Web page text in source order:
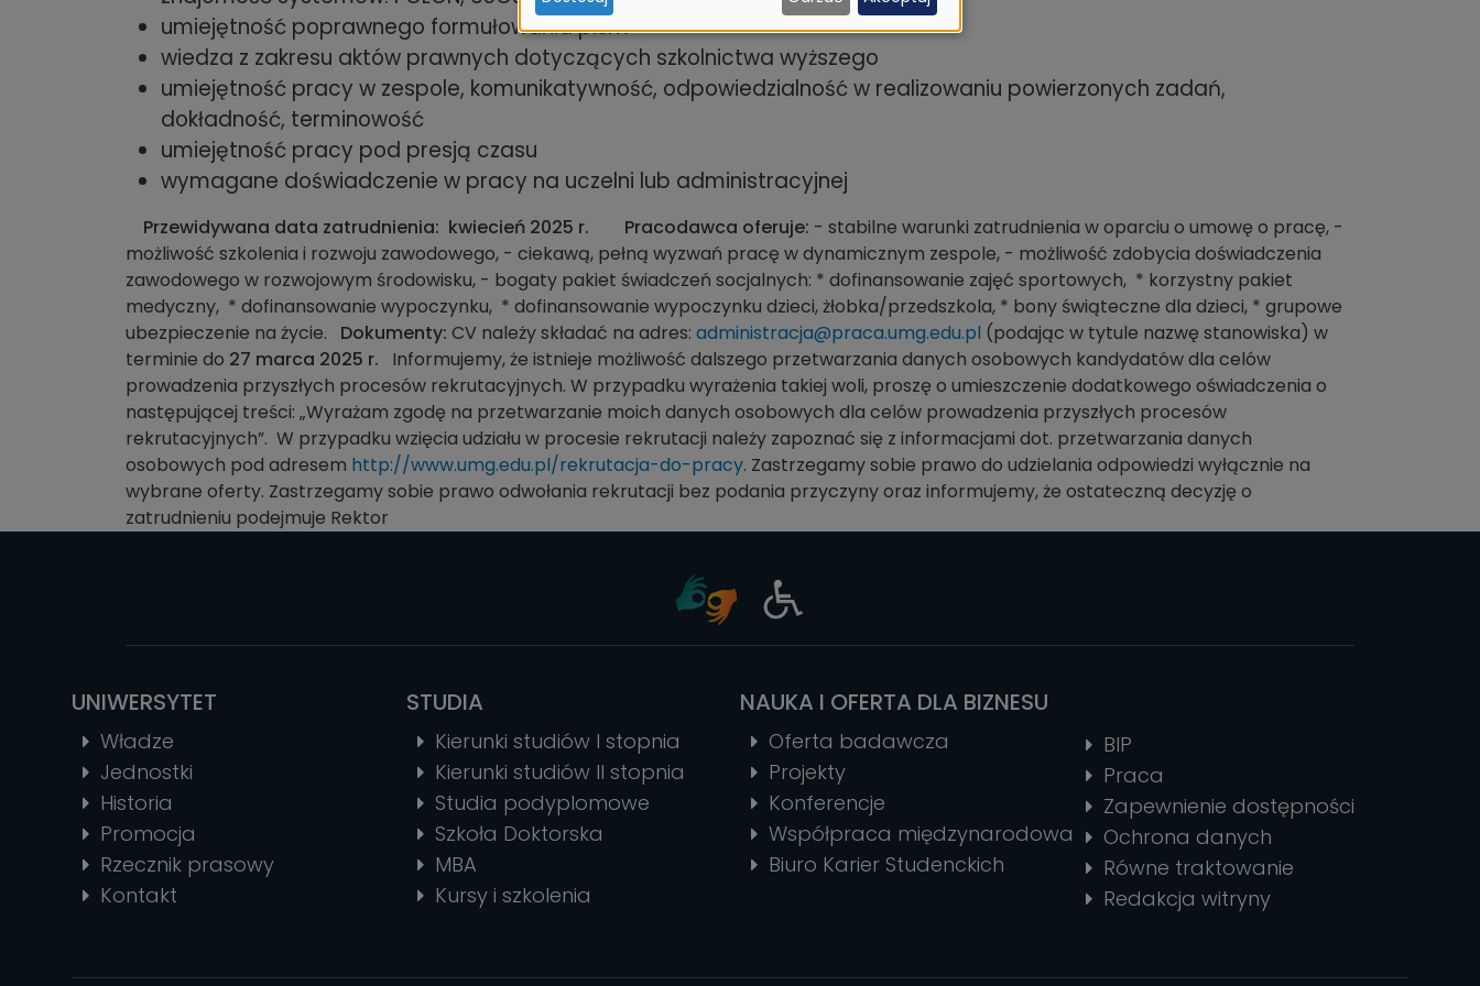
umiejętność poprawnego formułowania pism
wiedza z zakresu aktów prawnych dotyczących szkolnictwa wyższego
umiejętność pracy w zespole, komunikatywność, odpowiedzialność w realizowaniu powierzonych zadań,
dokładność, terminowość
umiejętność pracy pod presją czasu
wymagane doświadczenie w pracy na uczelni lub administracyjnej
Przewidywana data zatrudnienia: kwiecień 2025 r. Pracodawca oferuje: - stabilne warunki zatrudnienia w oparciu o umowę o pracę, -
możliwość szkolenia i rozwoju zawodowego, - ciekawą, pełną wyzwań pracę w dynamicznym zespole, - możliwość zdobycia doświadczenia
zawodowego w rozwojowym środowisku, - bogaty pakiet świadczeń socjalnych: * dofinansowanie zajęć sportowych, * korzystny pakiet
medyczny, * dofinansowanie wypoczynku, * dofinansowanie wypoczynku dzieci, żłobka/przedszkola, * bony świąteczne dla dzieci, * grupowe
ubezpieczenie na życie. Dokumenty: CV należy składać na adres: administracja@praca.umg.edu.pl (podając w tytule nazwę stanowiska) w
terminie do 27 marca 2025 r. Informujemy, że istnieje możliwość dalszego przetwarzania danych osobowych kandydatów dla celów
prowadzenia przyszłych procesów rekrutacyjnych. W przypadku wyrażenia takiej woli, proszę o umieszczenie dodatkowego oświadczenia o
następującej treści: „Wyrażam zgodę na przetwarzanie moich danych osobowych dla celów prowadzenia przyszłych procesów
rekrutacyjnych”. W przypadku wzięcia udziału w procesie rekrutacji należy zapoznać się z informacjami dot. przetwarzania danych
osobowych pod adresem http://www.umg.edu.pl/rekrutacja-do-pracy. Zastrzegamy sobie prawo do udzielania odpowiedzi wyłącznie na
wybrane oferty. Zastrzegamy sobie prawo odwołania rekrutacji bez podania przyczyny oraz informujemy, że ostateczną decyzję o
zatrudnieniu podejmuje Rektor
UNIWERSYTET
Władze
Jednostki
Historia
Promocja
Rzecznik prasowy
Kontakt
STUDIA
Kierunki studiów I stopnia
Kierunki studiów II stopnia
Studia podyplomowe
Szkoła Doktorska
MBA
Kursy i szkolenia
NAUKA I OFERTA DLA BIZNESU
Oferta badawcza
Projekty
Konferencje
Współpraca międzynarodowa
Biuro Karier Studenckich
BIP
Praca
Zapewnienie dostępności
Ochrona danych
Równe traktowanie
Redakcja witryny
i
ciasteczek